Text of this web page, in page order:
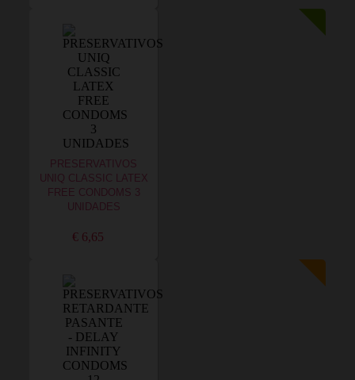
PRESERVATIVOS
UNIQ CLASSIC LATEX
FREE CONDOMS 3
UNIDADES
€ 6,65